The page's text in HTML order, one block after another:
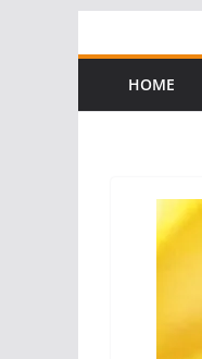
to
contentHOME